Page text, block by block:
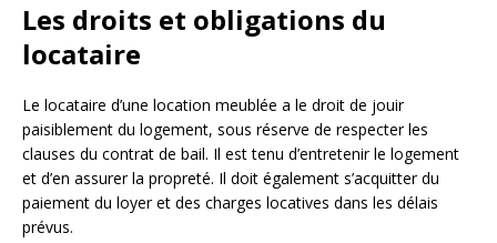
Les droits et obligations du
locataire
Le locataire d’une location meublée a le droit de jouir
paisiblement du logement, sous réserve de respecter les
clauses du contrat de bail. Il est tenu d’entretenir le logement
et d’en assurer la propreté. Il doit également s’acquitter du
paiement du loyer et des charges locatives dans les délais
prévus.